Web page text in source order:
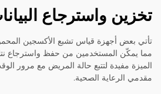
تخزين واسترجاع
تأتي بعض أجهزة قياس تشبع الأكسجين
مما يمكّن المستخدمين من حفظ واسترجاع
الميزة مفيدة لتتبع حالة المريض مع مرور
مقدمي الرعاية الصحية.